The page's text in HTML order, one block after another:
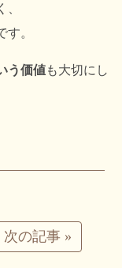
す。
う価値も大切にし
次の記事 »